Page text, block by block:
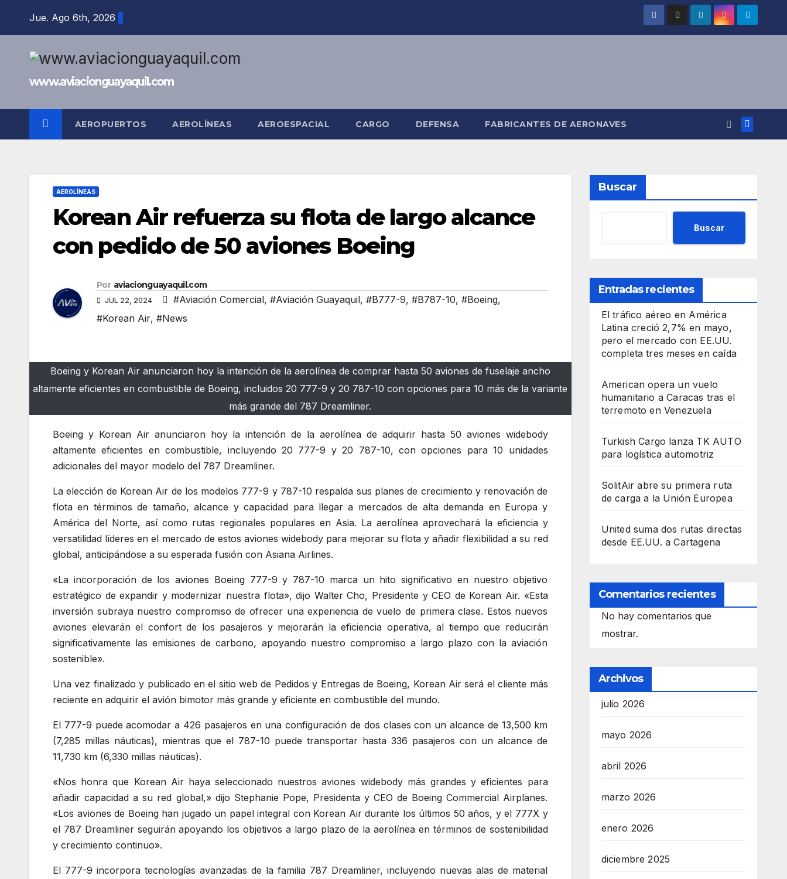
Jue. Ago 6th, 2026
www.aviacionguayaquil.com
AEROPUERTOS AEROLÍNEAS AEROESPACIAL CARGO DEFENSA FABRICANTES DE AERONAVES
AEROLÍNEAS
Korean Air refuerza su flota de largo alcance
con pedido de 50 aviones Boeing
Por aviacionguayaquil.com
JUL 22, 2024 #Aviación Comercial, #Aviación Guayaquil, #B777-9, #B787-10, #Boeing,
#Korean Air, #News
Boeing y Korean Air anunciaron hoy la intención de la aerolínea de comprar hasta 50 aviones de fuselaje ancho
altamente eficientes en combustible de Boeing, incluidos 20 777-9 y 20 787-10 con opciones para 10 más de la variante
más grande del 787 Dreamliner.
Boeing y Korean Air anunciaron hoy la intención de la aerolínea de adquirir hasta 50 aviones widebody
altamente eficientes en combustible, incluyendo 20 777-9 y 20 787-10, con opciones para 10 unidades
adicionales del mayor modelo del 787 Dreamliner.
La elección de Korean Air de los modelos 777-9 y 787-10 respalda sus planes de crecimiento y renovación de
flota en términos de tamaño, alcance y capacidad para llegar a mercados de alta demanda en Europa y
América del Norte, así como rutas regionales populares en Asia. La aerolínea aprovechará la eficiencia y
versatilidad líderes en el mercado de estos aviones widebody para mejorar su flota y añadir flexibilidad a su red
global, anticipándose a su esperada fusión con Asiana Airlines.
«La incorporación de los aviones Boeing 777-9 y 787-10 marca un hito significativo en nuestro objetivo
estratégico de expandir y modernizar nuestra flota», dijo Walter Cho, Presidente y CEO de Korean Air. «Esta
inversión subraya nuestro compromiso de ofrecer una experiencia de vuelo de primera clase. Estos nuevos
aviones elevarán el confort de los pasajeros y mejorarán la eficiencia operativa, al tiempo que reducirán
significativamente las emisiones de carbono, apoyando nuestro compromiso a largo plazo con la aviación
sostenible».
Una vez finalizado y publicado en el sitio web de Pedidos y Entregas de Boeing, Korean Air será el cliente más
reciente en adquirir el avión bimotor más grande y eficiente en combustible del mundo.
El 777-9 puede acomodar a 426 pasajeros en una configuración de dos clases con un alcance de 13,500 km
(7,285 millas náuticas), mientras que el 787-10 puede transportar hasta 336 pasajeros con un alcance de
11,730 km (6,330 millas náuticas).
«Nos honra que Korean Air haya seleccionado nuestros aviones widebody más grandes y eficientes para
añadir capacidad a su red global,» dijo Stephanie Pope, Presidenta y CEO de Boeing Commercial Airplanes.
«Los aviones de Boeing han jugado un papel integral con Korean Air durante los últimos 50 años, y el 777X y
el 787 Dreamliner seguirán apoyando los objetivos a largo plazo de la aerolínea en términos de sostenibilidad
y crecimiento continuo».
El 777-9 incorpora tecnologías avanzadas de la familia 787 Dreamliner, incluyendo nuevas alas de material
Buscar
Buscar
Entradas recientes
El tráfico aéreo en América
Latina creció 2,7% en mayo,
pero el mercado con EE.UU.
completa tres meses en caída
American opera un vuelo
humanitario a Caracas tras el
terremoto en Venezuela
Turkish Cargo lanza TK AUTO
para logística automotriz
SolitAir abre su primera ruta
de carga a la Unión Europea
United suma dos rutas directas
desde EE.UU. a Cartagena
Comentarios recientes
No hay comentarios que
mostrar.
Archivos
julio 2026
mayo 2026
abril 2026
marzo 2026
enero 2026
diciembre 2025